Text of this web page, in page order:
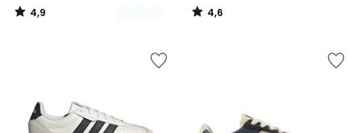
4,9
/
4,6
/